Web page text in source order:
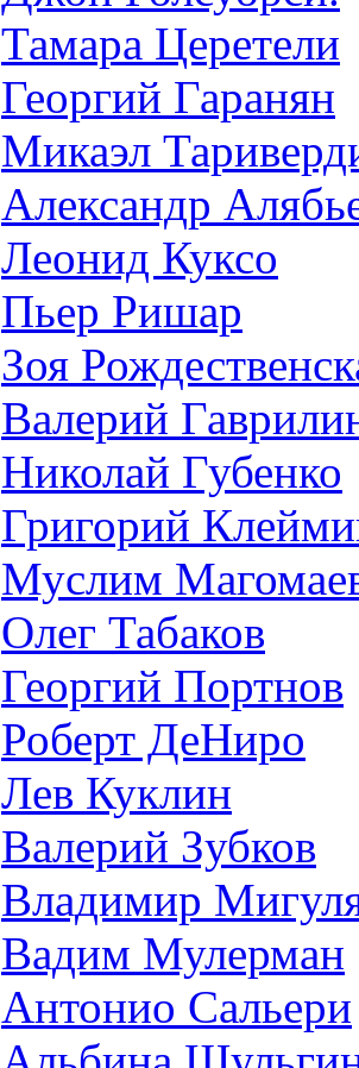
Тамара Церетели
Георгий Гаранян
Микаэл
Александр
Леонид Куксо
Пьер Ришар
Зоя
Валерий
Николай Губенко
Григорий
Муслим
Олег Табаков
Георгий Портнов
Роберт ДеНиро
Лев Куклин
Валерий Зубков
Владимир
Вадим Мулерман
Антонио Сальери